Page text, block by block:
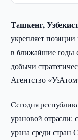
Ташкент,
укрепляет
в ближайшие годы
добычи
Агентство
Сегодня
урановой отрасли:
урана среди стран